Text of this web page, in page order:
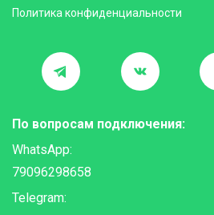
Политика конфиденциальности
По вопросам подключения:
WhatsApp:
79096298658
Telegram: